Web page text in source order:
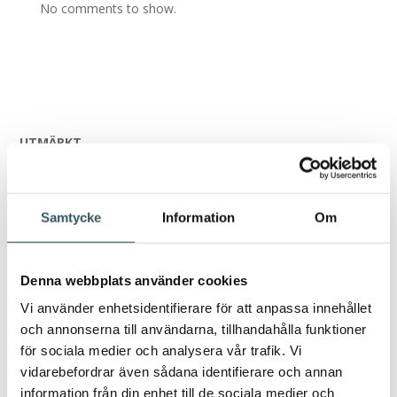
Samtycke Information Om
Denna webbplats använder cookies
Vi använder enhetsidentifierare för att anpassa innehållet
och annonserna till användarna, tillhandahålla funktioner
för sociala medier och analysera vår trafik. Vi
vidarebefordrar även sådana identifierare och annan
information från din enhet till de sociala medier och
No comments to show.
UTMÄRKT
Publicerat på
Jan Brackmann
1 år sedan
Trustindex verifierar att den ursprungliga källan
till recensionen är Google.
Wir hatten einen wirklich tollen Urlaub, das Boot, eine